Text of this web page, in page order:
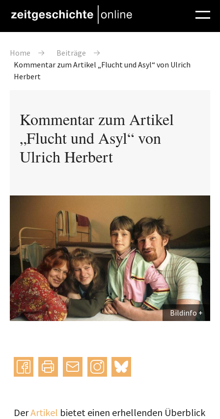
Pfadnavigation
Home
Beiträge
Kommentar zum Artikel „Flucht und Asyl“ von Ulrich
Herbert
Kommentar zum Artikel
„Flucht und Asyl“ von
Ulrich Herbert
Bildinfo
Instagram
bluesky
DerArtikel bietet einen erhellenden Überblick